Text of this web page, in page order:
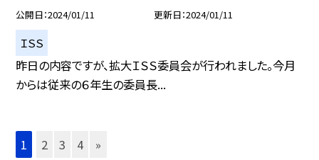
公開日 2024/01/11 更新日 2024/01/11
ＩＳＳ
昨日の内容ですが、拡大ＩＳＳ委員会が行われました。今月
からは従来の６年生の委員長...
1 2 3 4 »